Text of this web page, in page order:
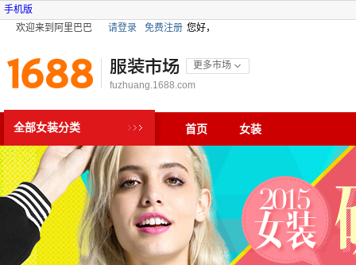
手机版
您好，
欢迎来到阿里巴巴 请登录 免费注册
服装市场
更多市场
fuzhuang.1688.com
全部女装分类 首页 女装